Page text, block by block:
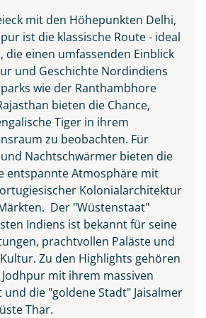
in Agra, Indien
- stock.adobe.com
mit den Höhepunkten Delhi,
ist die klassische Route - ideal
die einen umfassenden Einblick
und Geschichte Nordindiens
wie der Ranthambhore
bieten die Chance,
Tiger in ihrem
zu beobachten. Für
Nachtschwärmer bieten die
entspannte Atmosphäre mit
Kolonialarchitektur
Der "Wüstenstaat"
Indiens ist bekannt für seine
prachtvollen Paläste und
Zu den Highlights gehören
mit ihrem massiven
die "goldene Stadt" Jaisalmer
Thar.